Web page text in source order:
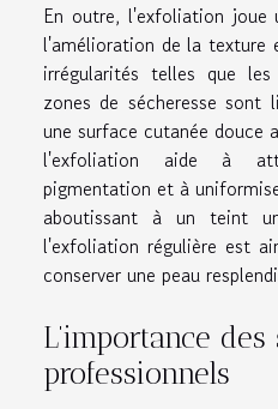
En outre, l'exfoliation joue
l'amélioration de la texture
irrégularités telles que
zones de sécheresse sont
une surface cutanée
l'exfoliation aide à
pigmentation et à
aboutissant à un teint
l'exfoliation régulière est
conserver une peau
L’importance des
professionnels